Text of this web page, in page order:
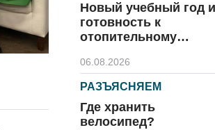
Новый учебный год и
готовность к
отопительному
06.08.2026
РАЗЪЯСНЯЕМ
Где хранить
велосипед?